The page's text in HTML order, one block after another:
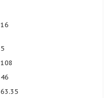
16
5
108
46
63.35